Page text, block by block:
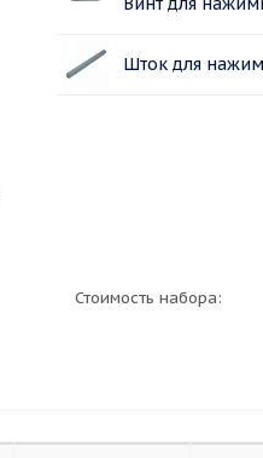
Шток для
Стоимость набора: